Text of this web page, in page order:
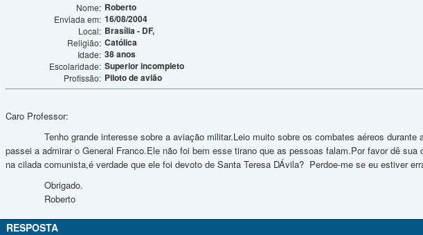
Nome: Roberto
Enviada em: 16/08/2004
Local: Brasília - DF,
Religião: Católica
Idade: 38 anos
Escolaridade: Superior incompleto
Profissão: Piloto de avião
Caro Professor:
Tenho grande interesse sobre a aviação militar.Leio muito sobre os combates aéreos durante a
passei a admirar o General Franco.Ele não foi bem esse tirano que as pessoas falam.Por favor dê
na cilada comunista,é verdade que ele foi devoto de Santa Teresa DÁvila? Perdoe-me se eu estiver
Obrigado.
Roberto
RESPOSTA